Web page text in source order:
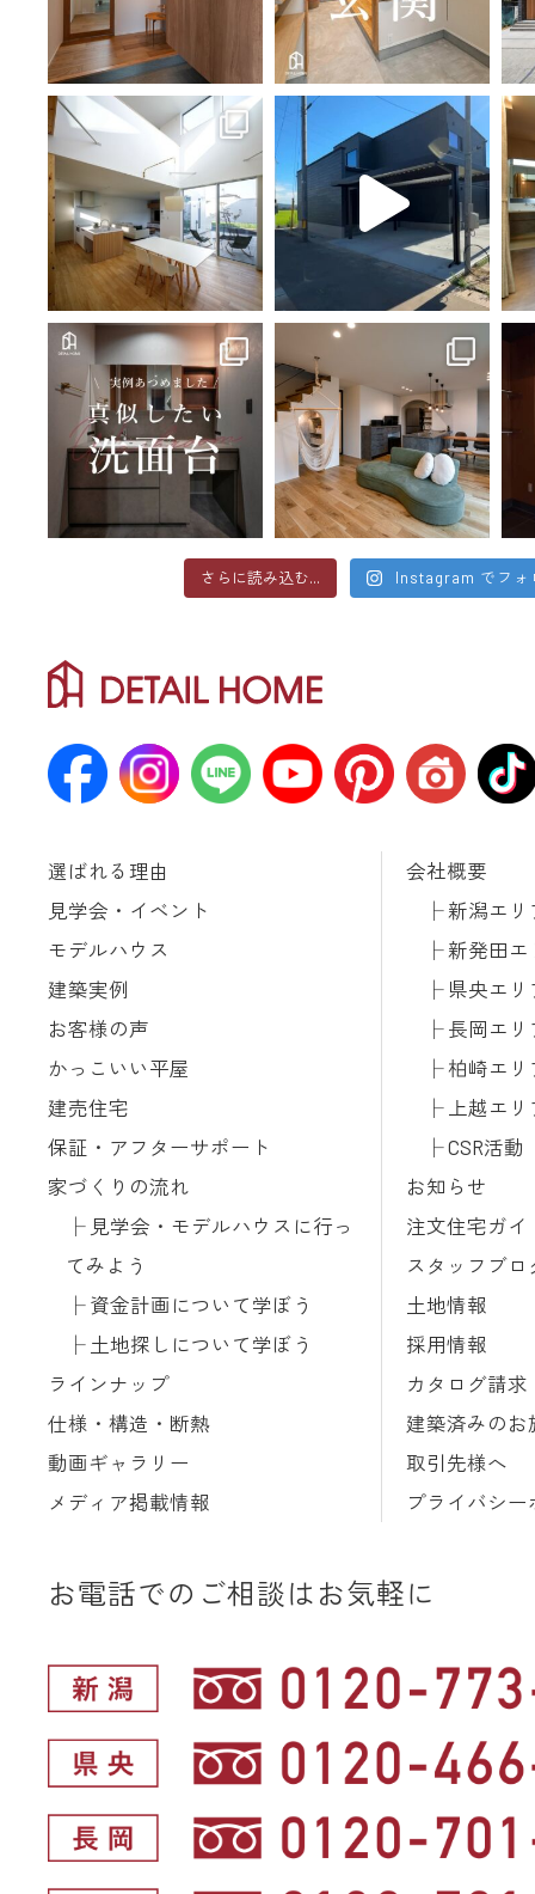
さらに読み込む... Instagram でフォ
選ばれる理由
見学会・イベント
モデルハウス
建築実例
お客様の声
かっこいい平屋
建売住宅
保証・アフターサポート
家づくりの流れ
見学会・モデルハウスに行っ
てみよう
資金計画について学ぼう
土地探しについて学ぼう
ラインナップ
仕様・構造・断熱
動画ギャラリー
メディア掲載情報
会社概要
新潟エリ
新発田エ
県央エリ
長岡エリ
柏崎エリ
上越エリ
CSR活動
お知らせ
注文住宅ガイ
スタッフブロ
土地情報
採用情報
カタログ請求
建築済みのお
取引先様へ
プライバシー
お電話でのご相談はお気軽に